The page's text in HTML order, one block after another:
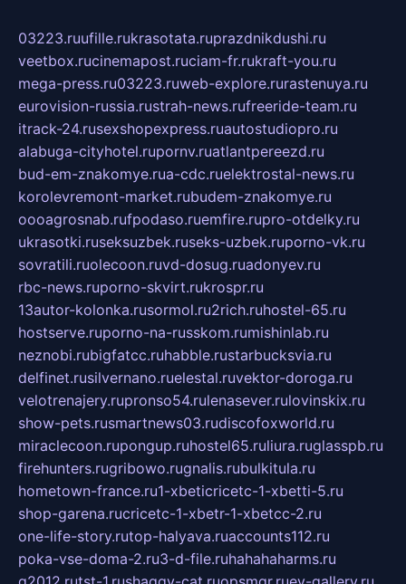
03223.ruufille.rukrasotata.ruprazdnikdushi.ru
veetbox.rucinemapost.ruciam-fr.rukraft-you.ru
mega-press.ru03223.ruweb-explore.rurastenuya.ru
eurovision-russia.rustrah-news.rufreeride-team.ru
itrack-24.rusexshopexpress.ruautostudiopro.ru
alabuga-cityhotel.rupornv.ruatlantpereezd.ru
bud-em-znakomye.rua-cdc.ruelektrostal-news.ru
korolevremont-market.rubudem-znakomye.ru
oooagrosnab.rufpodaso.ruemfire.rupro-otdelky.ru
ukrasotki.ruseksuzbek.ruseks-uzbek.ruporno-vk.ru
sovratili.ruolecoon.ruvd-dosug.ruadonyev.ru
rbc-news.ruporno-skvirt.rukrospr.ru
13autor-kolonka.rusormol.ru2rich.ruhostel-65.ru
hostserve.ruporno-na-russkom.rumishinlab.ru
neznobi.rubigfatcc.ruhabble.rustarbucksvia.ru
delfinet.rusilvernano.ruelestal.ruvektor-doroga.ru
velotrenajery.rupronso54.rulenasever.rulovinskix.ru
show-pets.rusmartnews03.rudiscofoxworld.ru
miraclecoon.rupongup.ruhostel65.ruliura.ruglasspb.ru
firehunters.rugribowo.rugnalis.rubulkitula.ru
hometown-france.ru1-xbeticricetc-1-xbetti-5.ru
shop-garena.rucricetc-1-xbetr-1-xbetcc-2.ru
one-life-story.rutop-halyava.ruaccounts112.ru
poka-vse-doma-2.ru3-d-file.ruhahahaharms.ru